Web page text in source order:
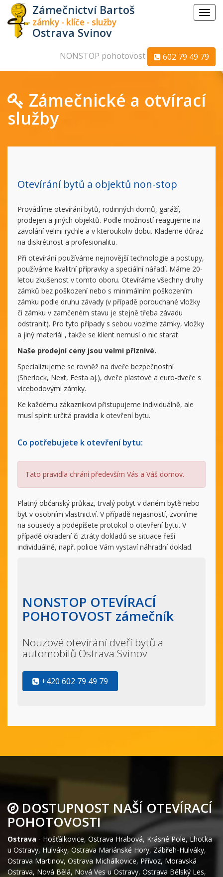
Menu
Zámečnictví Bartoš
zámky - klíče - služby
Ostrava Svinov
NONSTOP pohotovost 602 79 49 79
Zámečnické a otvírací
služby
Otevírání bytů a objektů non-stop
Provádíme otevírání bytů, rodinných domů, garáží,
prodejen a jiných objektů. Podle možností reagujeme na
zavolání velmi rychle a v kteroukoliv dobu. Klademe důraz
na diskrétnost a profesionalitu.
Při otevírání používáme nejnovější technologie a postupy,
používáme kvalitní přípravky a speciální nářadí. Máme 20-
letou zkušenost v tomto oboru. Otevíráme všechny druhy
zámků bez poškození nebo s minimálním poškozením
zámku podle druhu závady (v případě porouchané vložky
či zámku v zamčeném stavu je stejně třeba závadu
odstranit). Pro tyto případy s sebou vozíme zámky, vložky
a jiný materiál , takže se klient nemusí o nic starat.
Naše prodejní ceny jsou velmi příznivé.
Specializujeme se rovněž na dveře bezpečnostní
(Sherlock, Next, Festa aj.), dveře plastové a euro-dveře s
vícebodovými zámky.
Ke každému zákazníkovi přistupujeme individuálně, ale
musí splnit určitá pravidla k otevření bytu.
Co potřebujete k otevření bytu:
Tato pravidla chrání především Vás a Váš domov.
Platný občanský průkaz, trvalý pobyt v daném bytě nebo
byt v osobním vlastnictví. V případě nejasností, zvoníme
na sousedy a podepíšete protokol o otevření bytu. V
případě okradení či ztráty dokladů se situace řeší
individuálně, např. policie Vám vystaví náhradní doklad.
NONSTOP OTEVÍRACÍ
POHOTOVOST zámečník
Nouzové otevírání dveří bytů a
automobilů Ostrava Svinov
+420 602 79 49 79
DOSTUPNOST NAŠÍ OTEVÍRACÍ
POHOTOVOSTI
Ostrava - Hošťálkovice, Ostrava Hrabová, Krásné Pole,Lhotka
u Ostravy, Hulváky, Ostrava Mariánské Hory,Zábřeh-Hulváky,
Ostrava Martinov, Ostrava Michálkovice, Přívoz, Moravská
Ostrava, Nová Bělá, Nová Ves u Ostravy, Ostrava Bělský Les,